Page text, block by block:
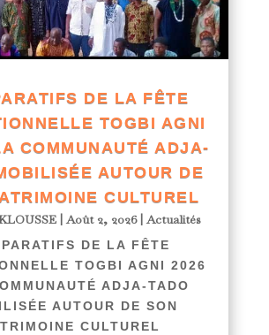
DE LA FÊTE
TOGBI AGNI
COMMUNAUTÉ ADJA-
AUTOUR DE
CULTUREL
|Août 2, 2026|Actualités
DE LA FÊTE
TOGBI AGNI 2026
ADJA-TADO
AUTOUR DE SON
CULTUREL